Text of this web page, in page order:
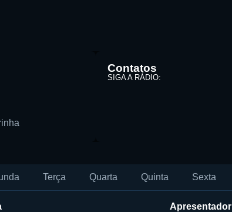
Contatos
SIGA A RÁDIO:
Terça Quarta Quinta Sexta
Apresentador